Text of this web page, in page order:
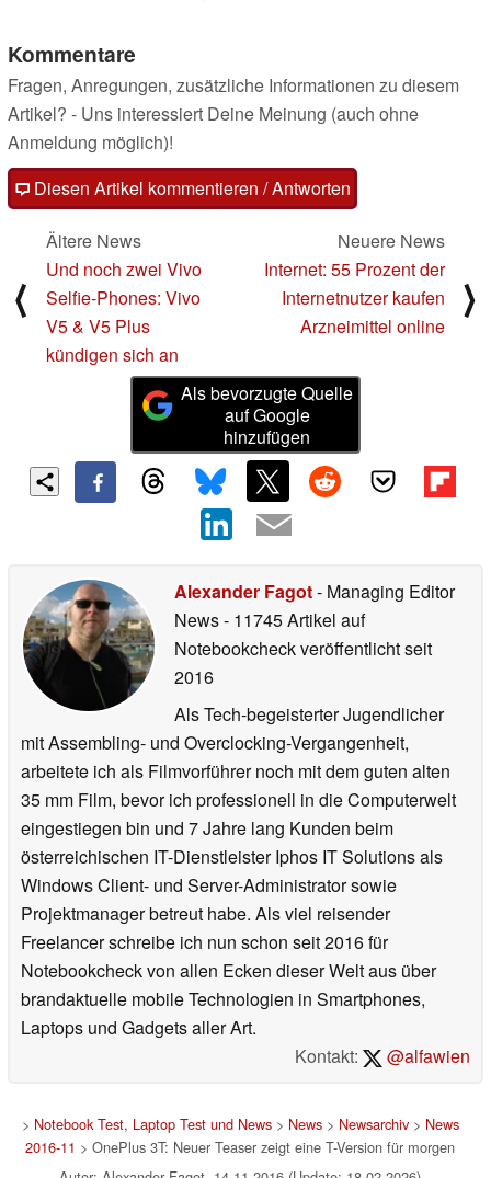
Kommentare
Fragen, Anregungen, zusätzliche Informationen zu diesem
Artikel? - Uns interessiert Deine Meinung (auch ohne
Anmeldung möglich)!
Diesen Artikel kommentieren / Antworten
⟨
Ältere News
Und noch zwei Vivo
Selfie-Phones: Vivo
V5 & V5 Plus
kündigen sich an
Neuere News
Internet: 55 Prozent der
Internetnutzer kaufen
Arzneimittel online
⟩
Als bevorzugte Quelle
auf Google
hinzufügen
Alexander Fagot- Managing Editor
News- 11745 Artikel auf
Notebookcheck veröffentlichtseit
2016
Als Tech-begeisterter Jugendlicher
mit Assembling- und Overclocking-Vergangenheit,
arbeitete ich als Filmvorführer noch mit dem guten alten
35 mm Film, bevor ich professionell in die Computerwelt
eingestiegen bin und 7 Jahre lang Kunden beim
österreichischen IT-Dienstleister Iphos IT Solutions als
Windows Client- und Server-Administrator sowie
Projektmanager betreut habe. Als viel reisender
Freelancer schreibe ich nun schon seit 2016 für
Notebookcheck von allen Ecken dieser Welt aus über
brandaktuelle mobile Technologien in Smartphones,
Laptops und Gadgets aller Art.
Kontakt:
@alfawien
> Notebook Test, Laptop Test und News> News> Newsarchiv> News
2016-11 > OnePlus 3T: Neuer Teaser zeigt eine T-Version für morgen